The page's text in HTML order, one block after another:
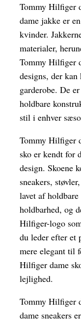
Tommy Hilfiger
dame jakke er
kvinder.
materialer,
Tommy Hilfiger
designs, der
garderobe. De
holdbare
stil i enhver
Tommy Hilfiger
sko er kendt for
design. Skoene
sneakers,
lavet af
holdbarhed, og
Hilfiger-logo
du leder efter et
mere elegant til
Hilfiger dame
lejlighed.
Tommy Hilfiger
dame sneakers